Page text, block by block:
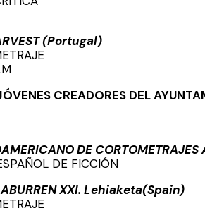
(Portugal)
CREADORES DEL
DE
DE FICCIÓN
XXI. Lehiaketa(Spain)